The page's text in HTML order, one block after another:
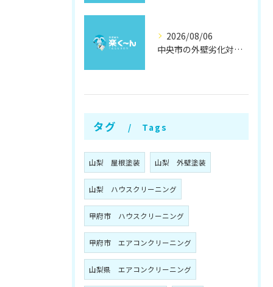
2026/08/06
中央市の外壁劣化対策と補修方法
タグ Tags
山梨 屋根塗装 山梨 外壁塗装
山梨 ハウスクリーニング
甲府市 ハウスクリーニング
甲府市 エアコンクリーニング
山梨県 エアコンクリーニング